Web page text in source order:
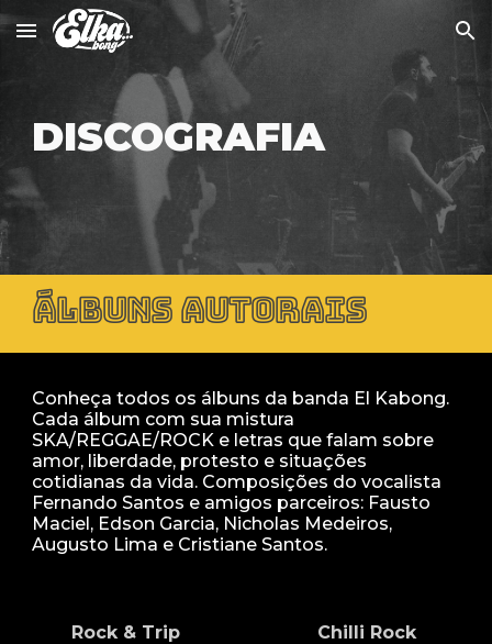
Skip to main content Skip to navigation
DISCOGRAFIA
ÁLBUNS AUTORAIS
Conheça todos os álbuns da banda El Kabong.
Cada álbum com sua mistura
SKA/REGGAE/ROCK e letras que falam sobre
amor, liberdade, protesto e situações
cotidianas da vida. Composições do vocalista
Fernando Santos e amigos parceiros: Fausto
Maciel, Edson Garcia, Nicholas Medeiros,
Augusto Lima e CristianeSantos.
Rock & Trip
Chilli Rock